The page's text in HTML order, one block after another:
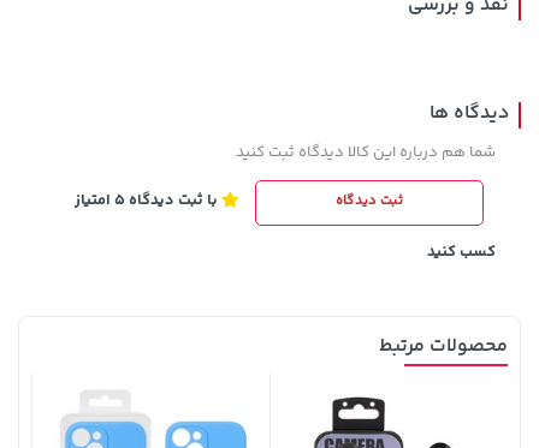
659,900
خرید
70,000 تومان
دیدگاه ها
شما هم درباره این کالا دیدگاه ثبت کنید
ثبت دیدگاه با ثبت دیدگاه 5 امتیاز
کسب کنید
محصولات مرتبط